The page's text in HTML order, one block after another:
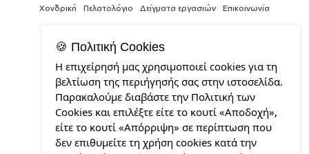
Χονδρική Πελατολόγιο Δείγματα εργασιών Επικοινωνία
Expert
Web
Development
Services
από
την
CDL.gr
🍪 Πολιτική Cookies
Η επιχείρησή μας χρησιμοποιεί cookies για τη
βελτίωση της περιήγησής σας στην ιστοσελίδα.
Παρακαλούμε διαβάστε την Πολιτική των
Cookies και επιλέξτε είτε το κουτί «Αποδοχή»,
είτε το κουτί «Απόρριψη» σε περίπτωση που
δεν επιθυμείτε τη χρήση cookies κατά την